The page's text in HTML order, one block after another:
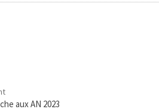
aux AN 2023